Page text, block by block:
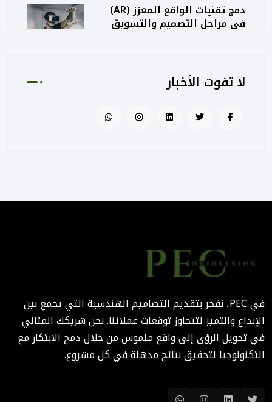
دمج تقنيات الواقع المعزز (AR)
في مراحل التصميم والتسويق
كيف تساهم PEC في رفع جودة
الإشراف المتكامل؟
المباني أكثر إنسانية
الهندسة الرقمية في المشاريع
August 02, 2025 12:46 PM
لا تفوت الأخبار
في PEC، نفخر بتقديم التصاميم الهندسية التي تجمع بين
الإبداع والتميز لتتجاوز توقعات عملائنا. نحن شريكك المثالي
في تحويل الرؤى إلى واقع ملموس من خلال دمج الابتكار مع
التكنولوجيا لتحقيق نتائج مذهلة في كل مشروع.